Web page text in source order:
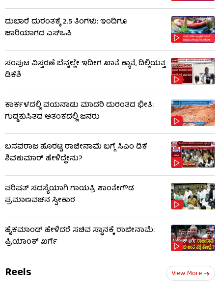
ದುಬಾರೆ ದುರಂತಕ್ಕೆ 2.5 ತಿಂಗಳು: ಇಂದಿಗೂ
ಜಾರಿಯಾಗದ ಎಸ್‌ಒಪಿ
ಸಂಪುಟ ವಿಸ್ತರಣೆ ಬೆನ್ನಲ್ಲೇ ಇದೀಗ ಖಾತೆ ಕ್ಯಾತೆ, ದಿಲ್ಲಿಯತ್ತ
ಡಿಕೆಶಿ
ಕಾರ್ಕಳದಲ್ಲಿ ವಯನಾಡು ಮಾದರಿ ದುರಂತದ ಭೀತಿ:
ಗುಡ್ಡಕುಸಿತದ ಆತಂಕದಲ್ಲಿ ಜನರು
ಬಸವರಾಜ ಹೊರಟ್ಟಿ ರಾಜೀನಾಮೆ ಬಗ್ಗೆ ಸಿಎಂ ಡಿಕೆ
ಶಿವಕುಮಾರ್ ಹೇಳಿದ್ದೇನು?
ಪರಿಷತ್ ಸದಸ್ಯೆಯಾಗಿ ಗಾಯತ್ರಿ ಶಾಂತೇಗೌಡ
ಪ್ರಮಾಣವಚನ ಸ್ವೀಕಾರ
ಹೈಕಮಾಂಡ್​​ ಹೇಳಿದರೆ ಸಚಿವ ಸ್ಥಾನಕ್ಕೆ ರಾಜೀನಾಮೆ:
ಪ್ರಿಯಾಂಕ್​​ ಖರ್ಗೆ
Reels View More